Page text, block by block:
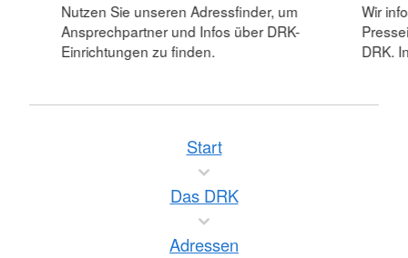
Nutzen Sie unseren Adressfinder, um
Ansprechpartner und Infos über DRK-
Einrichtungen zu finden.
Wir
DRK.
Start
Das DRK
Adressen